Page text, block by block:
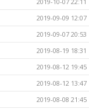
2019-09-09 12:07
2019-09-07 20:53
2019-08-19 18:31
2019-08-12 19:45
2019-08-12 13:47
2019-08-08 21:45